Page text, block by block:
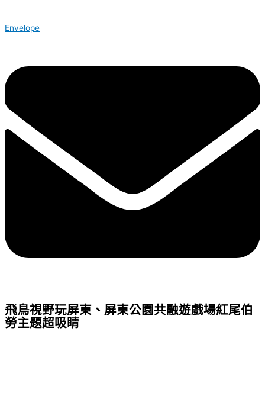
Envelope
飛鳥視野玩屏東、屏東公園共融遊戲場紅尾伯
勞主題超吸睛